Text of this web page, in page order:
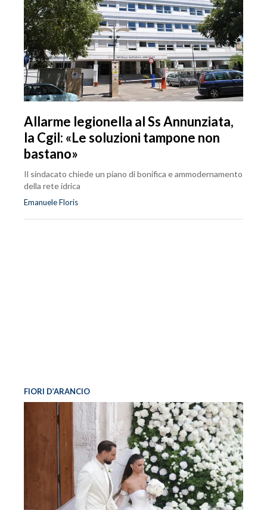
Allarme legionella al Ss Annunziata,
la Cgil: «Le soluzioni tampone non
bastano»
Il sindacato chiede un piano di bonifica e ammodernamento
della rete idrica
Emanuele Floris
FIORI D’ARANCIO